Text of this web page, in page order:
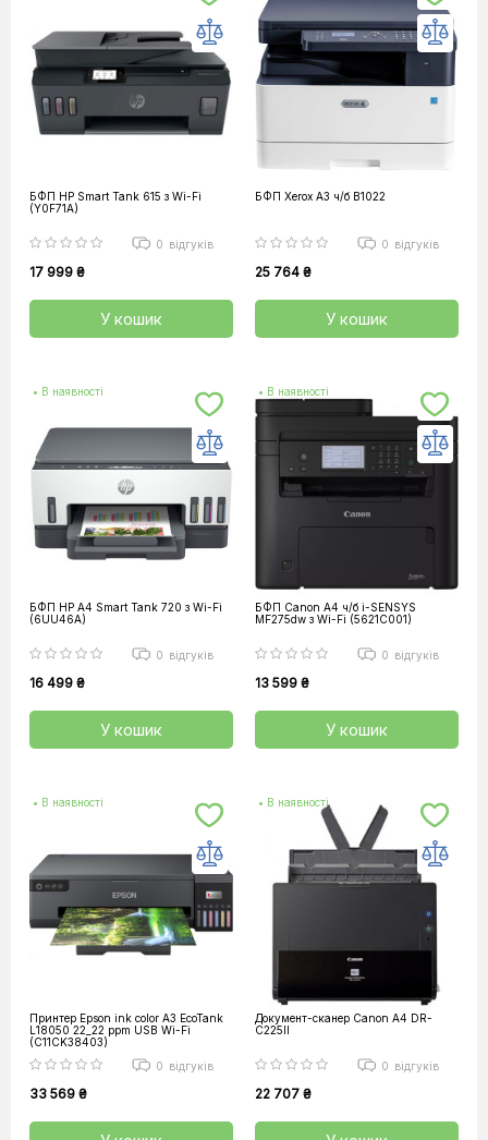
БФП HP Smart Tank 615 з Wi-Fi
(Y0F71A)
0 відгуків
17 999 ₴
У кошик
БФП Xerox A3 ч/б B1022
0 відгуків
25 764 ₴
У кошик
• В наявності
БФП HP A4 Smart Tank 720 з Wi-Fi
(6UU46A)
0 відгуків
16 499 ₴
У кошик
• В наявності
БФП Canon А4 ч/б i-SENSYS
MF275dw з Wi-Fi (5621C001)
0 відгуків
13 599 ₴
У кошик
• В наявності
Принтер Epson ink color A3 EcoTank
L18050 22_22 ppm USB Wi-Fi
(C11CK38403)
0 відгуків
33 569 ₴
• В наявності
Документ-сканер Canon А4 DR-
C225II
0 відгуків
22 707 ₴